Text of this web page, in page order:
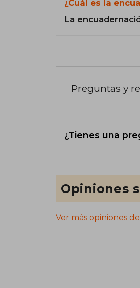
¿Cuál es la
La
Preguntas y
¿Tienes una
Opiniones
Ver más opiniones